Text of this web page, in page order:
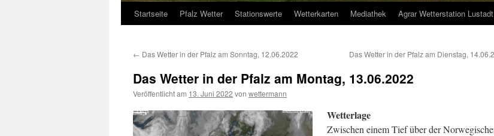
Startseite Pfalz Wetter Stationswerte Wetterkarten Mediathek Agrar Wetterstation Lustadt
← Das Wetter in der Pfalz am Sonntag, 12.06.2022 Das Wetter in der Pfalz am Dienstag,
Das Wetter in der Pfalz am Montag, 13.06.2022
Veröffentlicht am 13. Juni 2022 von wettermann
Wetterlage
Zwischen einem Tief über der